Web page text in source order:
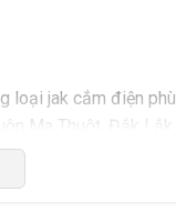
loại jak cắm điện phù
Ma Thuột, Đắk Lắk.
Rate this product